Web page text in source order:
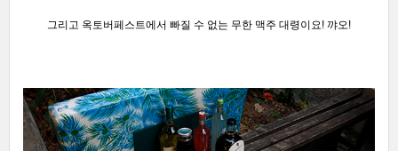
그리고 옥토버페스트에서 빠질 수 없는 무한 맥주 대령이요! 꺄오!